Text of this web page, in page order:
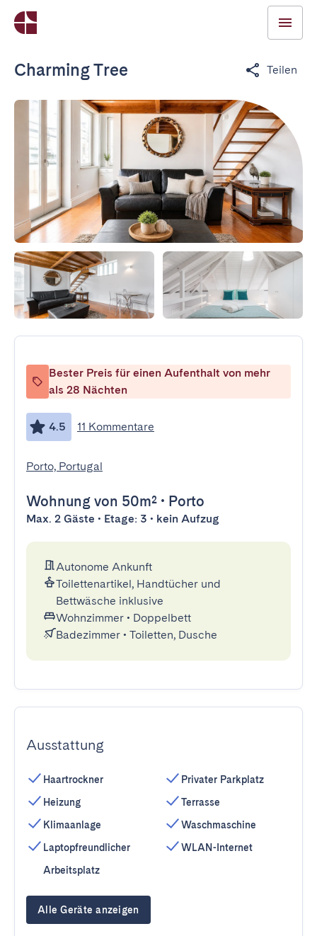
Charming Tree Teilen
Bester Preis für einen Aufenthalt von mehr
als 28 Nächten
4.5 11 Kommentare
Porto, Portugal
Wohnung von 50m² • Porto
Max. 2 Gäste • Etage: 3 • kein Aufzug
Autonome Ankunft
Toilettenartikel, Handtücher und
Bettwäsche inklusive
Wohnzimmer • Doppelbett
Badezimmer • Toiletten, Dusche
Ausstattung
Haartrockner
Heizung
Klimaanlage
Laptopfreundlicher
Arbeitsplatz
Privater Parkplatz
Terrasse
Waschmaschine
WLAN-Internet
Alle Geräte anzeigen